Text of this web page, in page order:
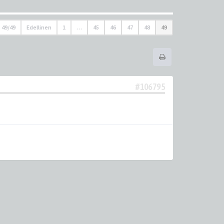
49/49 Edellinen 1 … 45 46 47 48 49
#106795